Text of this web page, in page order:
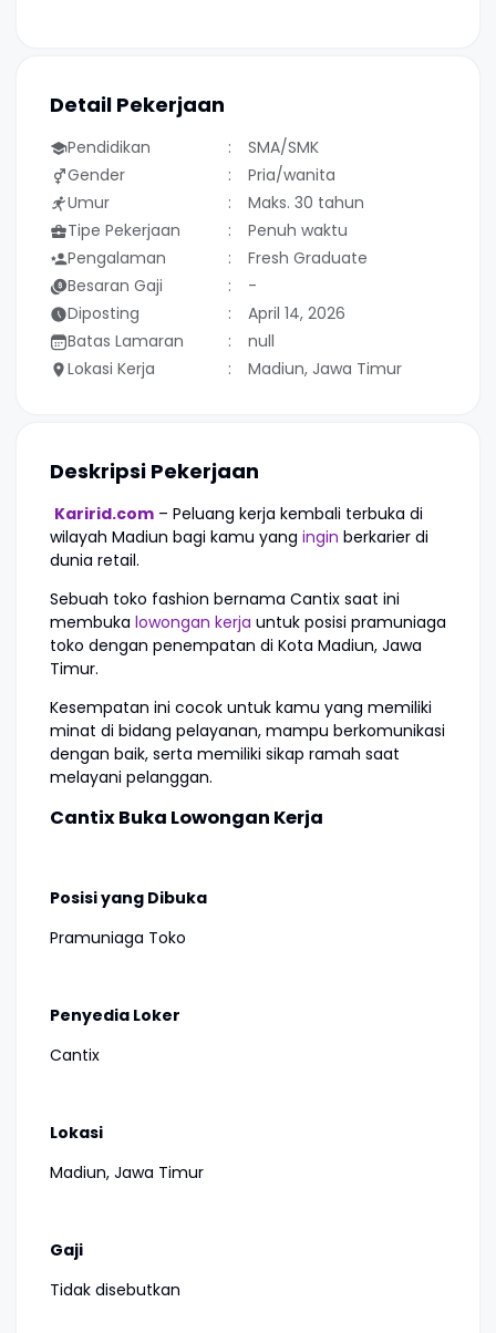
Detail Pekerjaan
Pendidikan
SMA/SMK
Gender
Pria/wanita
Umur
Maks. 30 tahun
Tipe Pekerjaan
Penuh waktu
Pengalaman
Fresh Graduate
Besaran Gaji
-
Diposting
April 14, 2026
Batas Lamaran
null
Lokasi Kerja
Madiun, Jawa Timur
Deskripsi Pekerjaan
Karirid.com – Peluang kerja kembali terbuka di
wilayah Madiun bagi kamu yang ingin berkarier di
dunia retail.
Sebuah toko fashion bernama Cantix saat ini
membuka lowongan kerja untuk posisi pramuniaga
toko dengan penempatan di Kota Madiun, Jawa
Timur.
Kesempatan ini cocok untuk kamu yang memiliki
minat di bidang pelayanan, mampu berkomunikasi
dengan baik, serta memiliki sikap ramah saat
melayani pelanggan.
Cantix Buka Lowongan Kerja
Posisi yang Dibuka
Pramuniaga Toko
Penyedia Loker
Cantix
Lokasi
Madiun, Jawa Timur
Gaji
Tidak disebutkan